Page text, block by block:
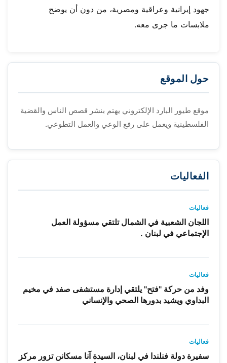
جهود إيرانية وعراقية ومصرية، من دون أن يوضح
ملابسات ما جرى معه.
حول الموقع
موقع طيور البارد الإلكتروني يهتم بنشر قصص الناس والقضية
الفلسطينية ويعمل على رفع الوعي والعمل التطوعي.
الفعاليات
فعاليات
اللجان الشعبية في الشمال تلتقي مسؤولة العمل
الإجتماعي في لبنان .
فعاليات
وفد من حركة "فتح" يلتقي إدارة مستشفى صفد في مخيم
البداوي ويشيد بدورها الصحي والإنساني
فعاليات
سفيرة دولة فنلندا في لبنان، السيدة آنا مسكانن تزور مركز